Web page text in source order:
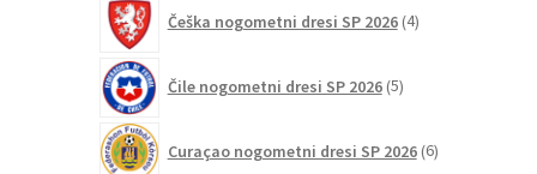
Češka nogometni dresi SP 2026 4izdelki
Čile nogometni dresi SP 2026 5izdelkov
Curaçao nogometni dresi SP 2026 6izdelkov